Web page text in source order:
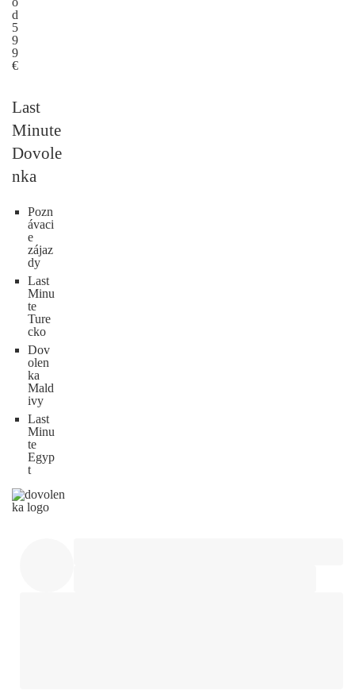
d
5
9
9
€
Last
Minute
Dovole
nka
Pozn
ávaci
e
zájaz
dy
Last
Minu
te
Ture
cko
Dov
olen
ka
Mald
ivy
Last
Minu
te
Egyp
t